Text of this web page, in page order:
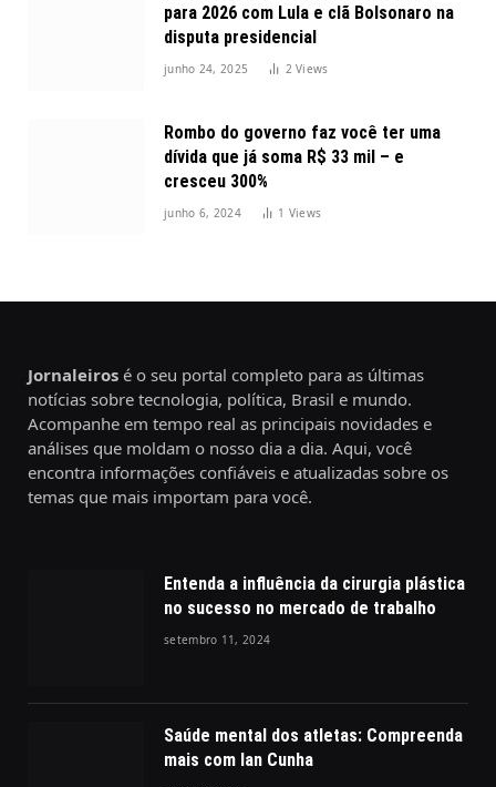
para 2026 com Lula e clã Bolsonaro na
disputa presidencial
junho 24, 2025 2Views
Rombo do governo faz você ter uma
dívida que já soma R$ 33 mil – e
cresceu 300%
junho 6, 2024 1 Views
Jornaleiros é o seu portal completo para as últimas
notícias sobre tecnologia, política, Brasil e mundo.
Acompanhe em tempo real as principais novidades e
análises que moldam o nosso dia a dia. Aqui, você
encontra informações confiáveis e atualizadas sobre os
temas que mais importam para você.
Entenda a influência da cirurgia plástica
no sucesso no mercado de trabalho
setembro 11, 2024
Saúde mental dos atletas: Compreenda
mais com Ian Cunha